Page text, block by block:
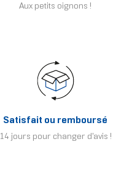
Aux petits oignons !
Satisfait ou remboursé
14 jours pour changer d'avis !